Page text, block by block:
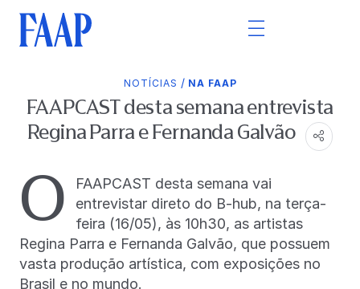
NOTÍCIAS / NA FAAP
FAAPCAST desta semana entrevista
Regina Parra e Fernanda Galvão
O
FAAPCAST desta semana vai
entrevistar direto do B-hub, na terça-
feira (16/05), às 10h30, as artistas
Regina Parra e Fernanda Galvão, que possuem
vasta produção artística, com exposições no
Brasil e no mundo.